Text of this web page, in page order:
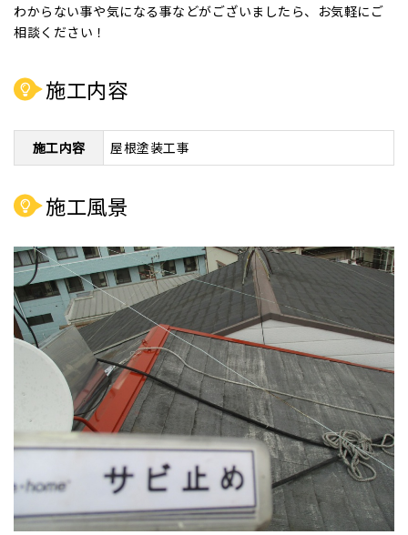
わからない事や気になる事などがございましたら、お気軽にご
相談ください！
施工内容
施工内容 屋根塗装工事
施工風景